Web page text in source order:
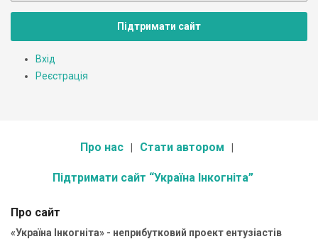
Підтримати сайт
Вхід
Реєстрація
Про нас Стати автором
Підтримати сайт “Україна Інкогніта”
Про сайт
«Україна Інкогніта» - неприбутковий проект ентузіастів